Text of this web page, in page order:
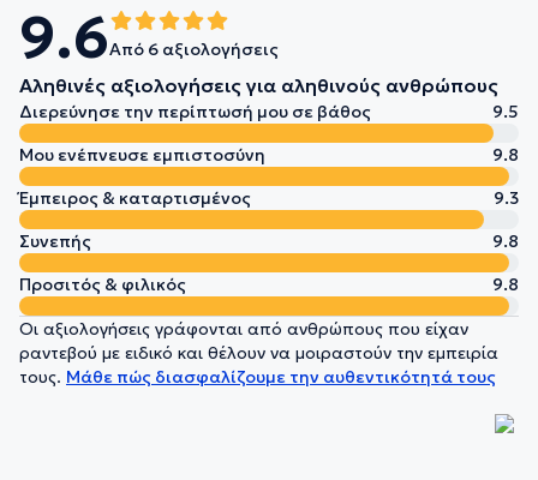
9.6Από 6 αξιολογήσεις
Αληθινές αξιολογήσεις για αληθινούς ανθρώπους
Διερεύνησε την περίπτωσή μου σε βάθος
9.5
Μου ενέπνευσε εμπιστοσύνη
9.8
Έμπειρος & καταρτισμένος
9.3
Συνεπής
9.8
Προσιτός & φιλικός
9.8
Οι αξιολογήσεις γράφονται από ανθρώπους που είχαν
ραντεβού με ειδικό και θέλουν να μοιραστούν την εμπειρία
τους. Μάθε πώς διασφαλίζουμε την αυθεντικότητά τους